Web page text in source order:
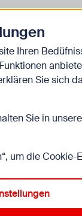
3.
Ihren
Sie sich
Sie in
um die Cookie-